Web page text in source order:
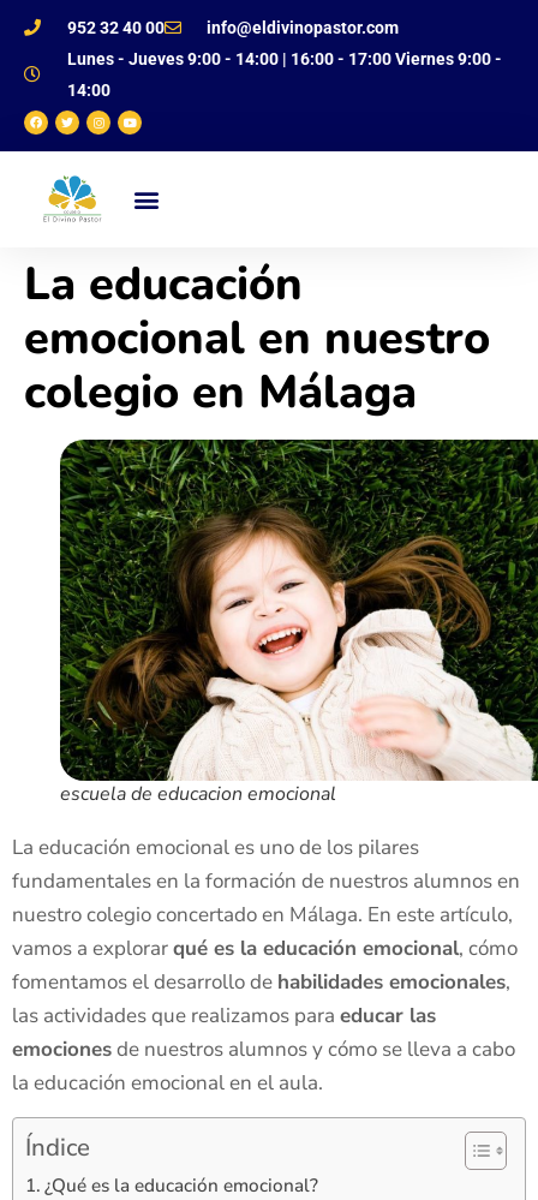
952 32 40 00
info@eldivinopastor.com
Lunes - Jueves 9:00 - 14:00 | 16:00 - 17:00 Viernes 9:00 -
14:00
La educación
emocional en nuestro
colegio en Málaga
escuela de educacion emocional
La educación emocional es uno de los pilares
fundamentales en la formación de nuestros alumnos en
nuestro colegio concertado en Málaga. En este artículo,
vamos a explorarqué es la educación emocional, cómo
fomentamos el desarrollo de habilidades emocionales,
las actividades que realizamos para educar las
emocionesde nuestros alumnos y cómo se lleva a cabo
la educación emocional en el aula.
Índice
¿Qué es la educación emocional?